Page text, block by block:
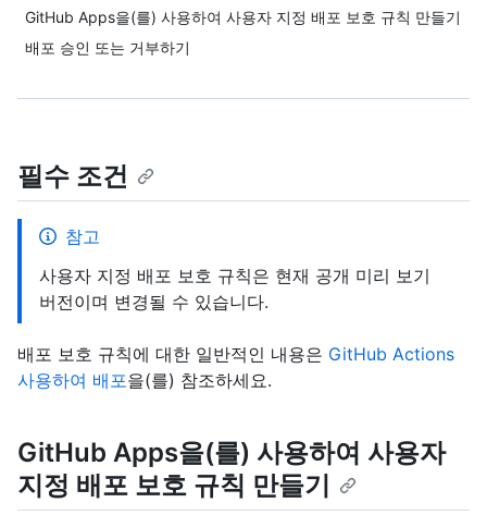
GitHub Apps을(를) 사용하여 사용자 지정 배포 보호 규칙 만들기
배포 승인 또는 거부하기
필수 조건
참고
사용자 지정 배포 보호 규칙은 현재 공개 미리 보기
버전이며 변경될 수 있습니다.
배포 보호 규칙에 대한 일반적인 내용은 GitHub Actions
사용하여 배포을(를) 참조하세요.
GitHub Apps을(를) 사용하여 사용자
지정 배포 보호 규칙 만들기